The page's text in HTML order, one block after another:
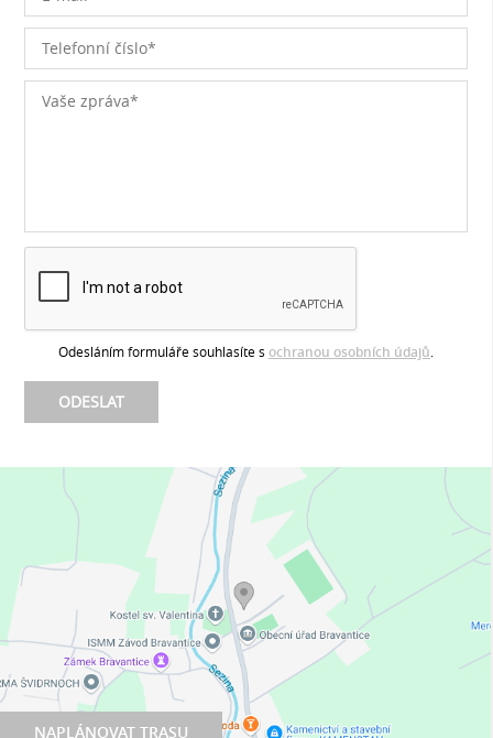
NAPLÁNOVAT TRASU
Odesláním formuláře souhlasíte s ochranou osobních údajů